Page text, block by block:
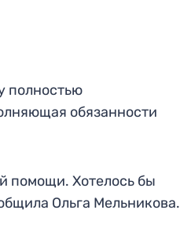
полностью
обязанности
помощи. Хотелось бы
Ольга Мельникова.